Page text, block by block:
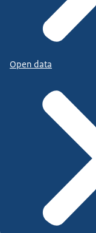
Open data